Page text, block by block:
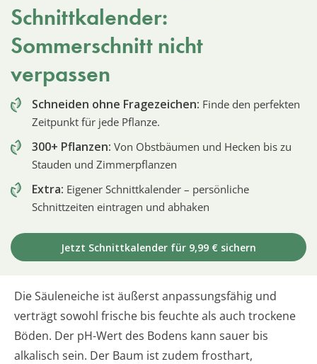
Schnittkalender:
Sommerschnitt nicht
verpassen
Schneiden ohne Fragezeichen: Finde den perfekten
Zeitpunkt für jede Pflanze.
300+ Pflanzen: Von Obstbäumen und Hecken bis zu
Stauden und Zimmerpflanzen
Extra: Eigener Schnittkalender – persönliche
Schnittzeiten eintragen und abhaken
Jetzt Schnittkalender für 9,99 € sichern
Die Säuleneiche ist äußerst anpassungsfähig und
verträgt sowohl frische bis feuchte als auch trockene
Böden. Der pH-Wert des Bodens kann sauer bis
alkalisch sein. Der Baum ist zudem frosthart,